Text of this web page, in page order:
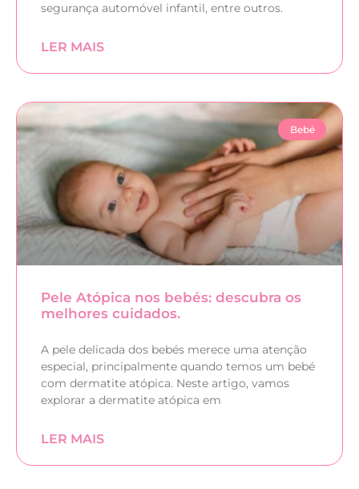
segurança automóvel infantil, entre outros.
LER MAIS
Bebé
Pele Atópica nos bebés: descubra os
melhores cuidados.
A pele delicada dos bebés merece uma atenção
especial, principalmente quando temos um bebé
com dermatite atópica. Neste artigo, vamos
explorar a dermatite atópica em
LER MAIS